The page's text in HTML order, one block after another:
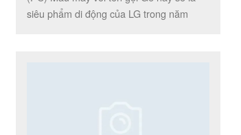
siêu phẩm di động của LG trong năm